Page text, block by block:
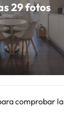
29 fotos
comprobar la